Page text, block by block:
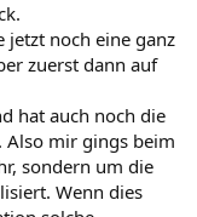
noch eine ganz
zuerst dann auf
hat auch noch die
Also mir gings beim
sondern um die
Wenn dies